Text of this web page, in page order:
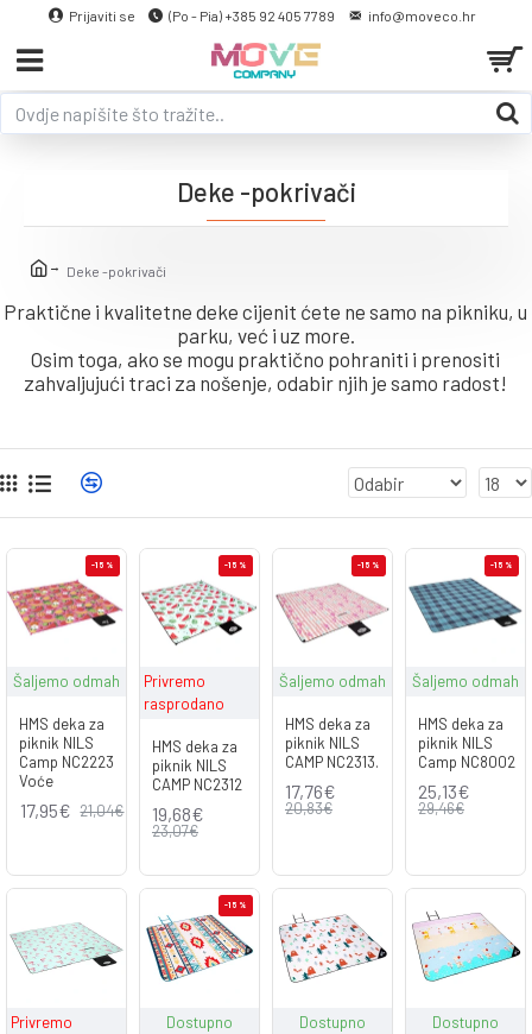
Prijaviti se (Po - Pia) +385 92 405 7789 info@moveco.hr
Deke -pokrivači
Deke -pokrivači
Praktične i kvalitetne deke cijenit ćete ne samo na pikniku, u
parku, već i uz more.
Osim toga, ako se mogu praktično pohraniti i prenositi
zahvaljujući traci za nošenje, odabir njih je samo radost!
-15 %
Šaljemo odmah
HMS deka za
piknik NILS
Camp NC2223
Voće
17,95€ 21,04€
-15 %
Privremo
rasprodano
HMS deka za
piknik NILS
CAMP NC2312
19,68€
23,07€
-15 %
Šaljemo odmah
HMS deka za
piknik NILS
CAMP NC2313.
17,76€
20,83€
-15 %
Šaljemo odmah
HMS deka za
piknik NILS
Camp NC8002
25,13€
29,46€
Privremo
-15 %
Dostupno Dostupno Dostupno